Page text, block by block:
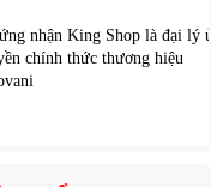
nhận King Shop là đại lý
chính thức thương hiệu